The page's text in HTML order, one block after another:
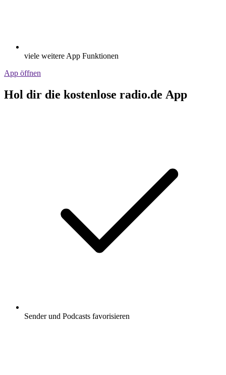
viele weitere App Funktionen
App öffnen
Hol dir die kostenlose radio.de App
Sender und Podcasts favorisieren